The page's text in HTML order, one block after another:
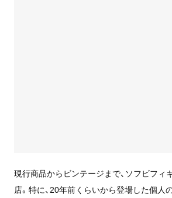
現行商品からビンテージまで、ソフビフィ
店。特に、20年前くらいから登場した個人